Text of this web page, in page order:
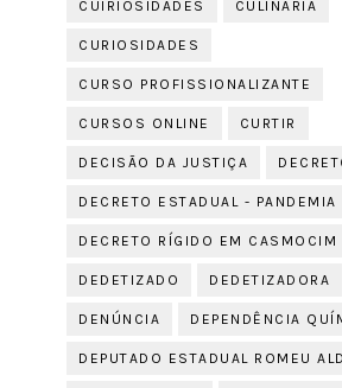
CUIRIOSIDADES CULINÁRIA
CURIOSIDADES
CURSO PROFISSIONALIZANTE
CURSOS ONLINE CURTIR
DECISÃO DA JUSTIÇA
DECRETO ESTADUAL - PANDEMIA
DECRETO RÍGIDO EM CASMOCIM
DEDETIZADO DEDETIZADORA
DENÚNCIA DEPENDÊNCIA
DEPUTADO ESTADUAL ROMEU